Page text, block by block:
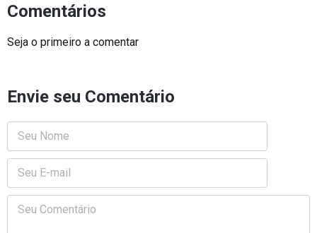
Comentários
Seja o primeiro a comentar
Envie seu Comentário